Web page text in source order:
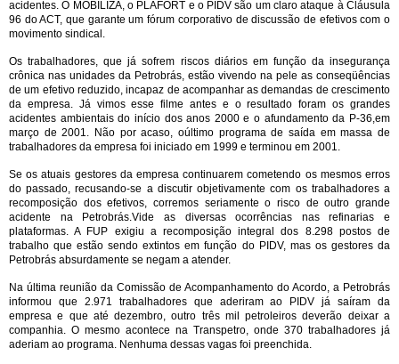
acidentes. O MOBILIZA, o PLAFORT e o PIDV são um claro ataque à Cláusula
96 do ACT, que garante um fórum corporativo de discussão de efetivos com o
movimento sindical.
Os trabalhadores, que já sofrem riscos diários em função da insegurança
crônica nas unidades da Petrobrás, estão vivendo na pele as conseqüências
de um efetivo reduzido, incapaz de acompanhar as demandas de crescimento
da empresa. Já vimos esse filme antes e o resultado foram os grandes
acidentes ambientais do início dos anos 2000 e o afundamento da P-36,em
março de 2001. Não por acaso, oúltimo programa de saída em massa de
trabalhadores da empresa foi iniciado em 1999 e terminou em 2001.
Se os atuais gestores da empresa continuarem cometendo os mesmos erros
do passado, recusando-se a discutir objetivamente com os trabalhadores a
recomposição dos efetivos, corremos seriamente o risco de outro grande
acidente na Petrobrás.Vide as diversas ocorrências nas refinarias e
plataformas. A FUP exigiu a recomposição integral dos 8.298 postos de
trabalho que estão sendo extintos em função do PIDV, mas os gestores da
Petrobrás absurdamente se negam a atender.
Na última reunião da Comissão de Acompanhamento do Acordo, a Petrobrás
informou que 2.971 trabalhadores que aderiram ao PIDV já saíram da
empresa e que até dezembro, outro três mil petroleiros deverão deixar a
companhia. O mesmo acontece na Transpetro, onde 370 trabalhadores já
aderiam ao programa. Nenhuma dessas vagas foi preenchida.